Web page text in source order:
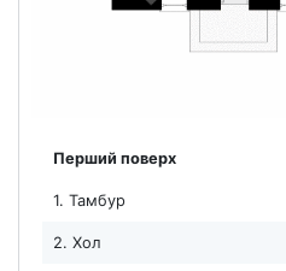
Перший поверх
1. Тамбур
2. Хол